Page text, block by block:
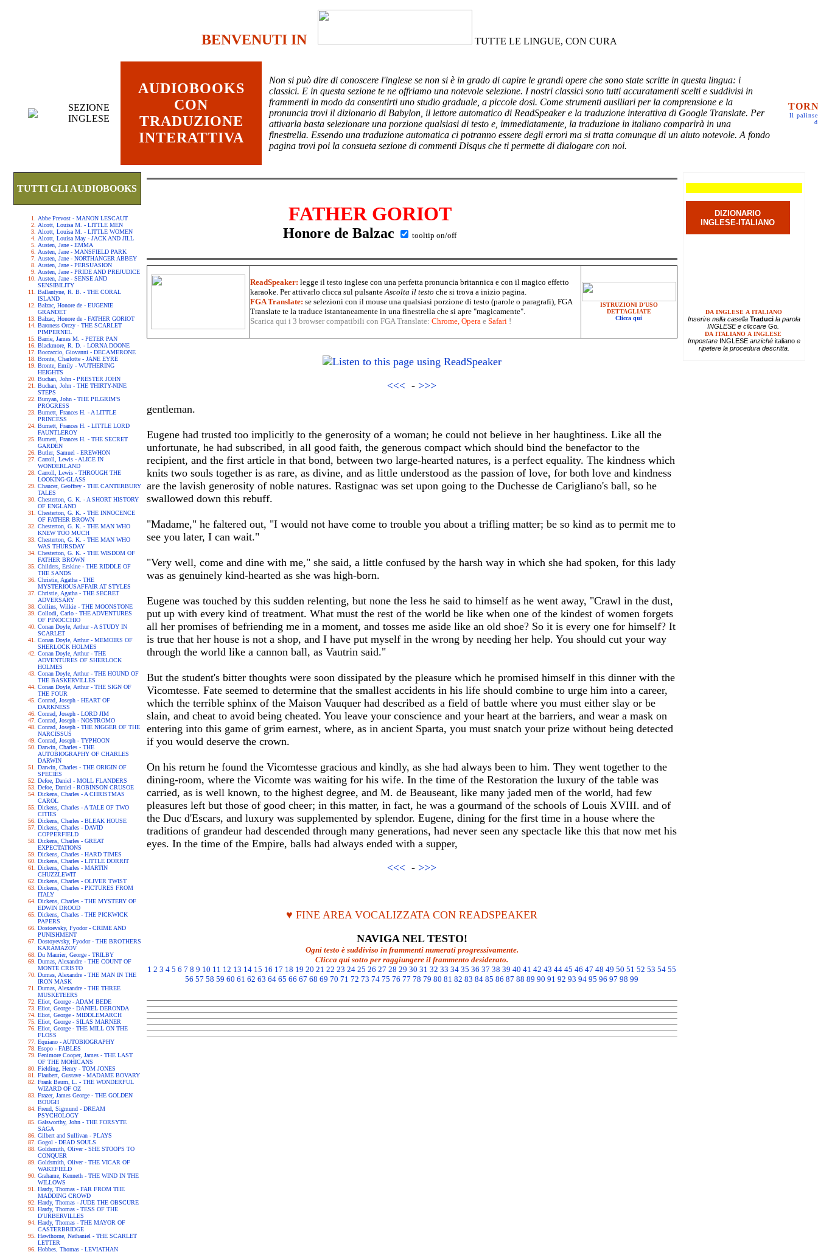
BENVENUTI IN TUTTE LE LINGUE, CON CURA
SEZIONE
INGLESE
AUDIOBOOKS
CON
TRADUZIONE
INTERATTIVA
Non si può dire di conoscere l'inglese se non si è in grado di capire le grandi opere che sono state scritte in questa lingua: i
classici. E in questa sezione te ne offriamo una notevole selezione. I nostri classici sono tutti accuratamenti scelti e suddivisi in
frammenti in modo da consentirti uno studio graduale, a piccole dosi. Come strumenti ausiliari per la comprensione e la
pronuncia trovi il dizionario di Babylon, il lettore automatico di ReadSpeaker e la traduzione interattiva di Google Translate. Per
attivarla basta selezionare una porzione qualsiasi di testo e, immediatamente, la traduzione in italiano comparirà in una
finestrella. Essendo una traduzione automatica ci potranno essere degli errori ma si tratta comunque di un aiuto notevole. A fondo
pagina trovi poi la consueta sezione di commenti Disqus che ti permette di dialogare con noi.
Il
TUTTI GLI AUDIOBOOKS
Abbe Prevost - MANON LESCAUT
Alcott, Louisa M. - LITTLE MEN
Alcott, Louisa M. - LITTLE WOMEN
Alcott, Louisa May - JACK AND JILL
Austen, Jane - EMMA
Austen, Jane - MANSFIELD PARK
Austen, Jane - NORTHANGER ABBEY
Austen, Jane - PERSUASION
Austen, Jane - PRIDE AND PREJUDICE
Austen, Jane - SENSE AND
SENSIBILITY
Ballantyne, R. B. - THE CORAL
ISLAND
Balzac, Honore de - EUGENIE
GRANDET
Balzac, Honore de - FATHER GORIOT
Baroness Orczy - THE SCARLET
PIMPERNEL
Barrie, James M. - PETER PAN
Blackmore, R. D. - LORNA DOONE
Boccaccio, Giovanni - DECAMERONE
Bronte, Charlotte - JANE EYRE
Bronte, Emily - WUTHERING
HEIGHTS
Buchan, John - PRESTER JOHN
Buchan, John - THE THIRTY-NINE
STEPS
Bunyan, John - THE PILGRIM'S
PROGRESS
Burnett, Frances H. - A LITTLE
PRINCESS
Burnett, Frances H. - LITTLE LORD
FAUNTLEROY
Burnett, Frances H. - THE SECRET
GARDEN
Butler, Samuel - EREWHON
Carroll, Lewis - ALICE IN
WONDERLAND
Carroll, Lewis - THROUGH THE
LOOKING-GLASS
Chaucer, Geoffrey - THE CANTERBURY
TALES
Chesterton, G. K. - A SHORT HISTORY
OF ENGLAND
Chesterton, G. K. - THE INNOCENCE
OF FATHER BROWN
Chesterton, G. K. - THE MAN WHO
KNEW TOO MUCH
Chesterton, G. K. - THE MAN WHO
WAS THURSDAY
Chesterton, G. K. - THE WISDOM OF
FATHER BROWN
Childers, Erskine - THE RIDDLE OF
THE SANDS
Christie, Agatha - THE
MYSTERIOUSAFFAIR AT STYLES
Christie, Agatha - THE SECRET
ADVERSARY
Collins, Wilkie - THE MOONSTONE
Collodi, Carlo - THE ADVENTURES
OF PINOCCHIO
Conan Doyle, Arthur - A STUDY IN
SCARLET
Conan Doyle, Arthur - MEMOIRS OF
SHERLOCK HOLMES
Conan Doyle, Arthur - THE
ADVENTURES OF SHERLOCK
HOLMES
Conan Doyle, Arthur - THE HOUND OF
THE BASKERVILLES
Conan Doyle, Arthur - THE SIGN OF
THE FOUR
Conrad, Joseph - HEART OF
DARKNESS
Conrad, Joseph - LORD JIM
Conrad, Joseph - NOSTROMO
Conrad, Joseph - THE NIGGER OF THE
NARCISSUS
Conrad, Joseph - TYPHOON
Darwin, Charles - THE
AUTOBIOGRAPHY OF CHARLES
DARWIN
Darwin, Charles - THE ORIGIN OF
SPECIES
Defoe, Daniel - MOLL FLANDERS
Defoe, Daniel - ROBINSON CRUSOE
Dickens, Charles - A CHRISTMAS
CAROL
Dickens, Charles - A TALE OF TWO
CITIES
Dickens, Charles - BLEAK HOUSE
Dickens, Charles - DAVID
COPPERFIELD
Dickens, Charles - GREAT
EXPECTATIONS
Dickens, Charles - HARD TIMES
Dickens, Charles - LITTLE DORRIT
Dickens, Charles - MARTIN
CHUZZLEWIT
Dickens, Charles - OLIVER TWIST
Dickens, Charles - PICTURES FROM
ITALY
Dickens, Charles - THE MYSTERY OF
EDWIN DROOD
Dickens, Charles - THE PICKWICK
PAPERS
Dostoevsky, Fyodor - CRIME AND
PUNISHMENT
Dostoyevsky, Fyodor - THE BROTHERS
KARAMAZOV
Du Maurier, George - TRILBY
Dumas, Alexandre - THE COUNT OF
MONTE CRISTO
Dumas, Alexandre - THE MAN IN THE
IRON MASK
Dumas, Alexandre - THE THREE
MUSKETEERS
Eliot, George - ADAM BEDE
Eliot, George - DANIEL DERONDA
Eliot, George - MIDDLEMARCH
Eliot, George - SILAS MARNER
Eliot, George - THE MILL ON THE
FLOSS
Equiano - AUTOBIOGRAPHY
Esopo - FABLES
Fenimore Cooper, James - THE LAST
OF THE MOHICANS
Fielding, Henry - TOM JONES
Flaubert, Gustave - MADAME BOVARY
Frank Baum, L. - THE WONDERFUL
WIZARD OF OZ
Frazer, James George - THE GOLDEN
BOUGH
Freud, Sigmund - DREAM
PSYCHOLOGY
Galsworthy, John - THE FORSYTE
SAGA
Gilbert and Sullivan - PLAYS
Gogol - DEAD SOULS
Goldsmith, Oliver - SHE STOOPS TO
CONQUER
Goldsmith, Oliver - THE VICAR OF
WAKEFIELD
Grahame, Kenneth - THE WIND IN THE
WILLOWS
Hardy, Thomas - FAR FROM THE
MADDING CROWD
Hardy, Thomas - JUDE THE OBSCURE
Hardy, Thomas - TESS OF THE
D'URBERVILLES
Hardy, Thomas - THE MAYOR OF
CASTERBRIDGE
Hawthorne, Nathaniel - THE SCARLET
LETTER
Hobbes, Thomas - LEVIATHAN
FATHER GORIOT
Honore de Balzac tooltip on/off
ReadSpeaker: legge il testo inglese con una perfetta pronuncia britannica e con il magico effetto
karaoke. Per attivarlo clicca sul pulsanteAscolta il testo che si trova a inizio pagina.
FGA Translate: se selezioni con il mouse una qualsiasi porzione di testo (parole o paragrafi), FGA
Translate te la traduce istantaneamente in una finestrella che si apre "magicamente".
Scarica qui i 3 browser compatibili con FGA Translate: Chrome, Operae Safari !
ISTRUZIONI D'USO
DETTAGLIATE
Clicca qui
<<< - >>>
gentleman.
Eugene had trusted too implicitly to the generosity of a woman; he could not believe in her haughtiness. Like all the
unfortunate, he had subscribed, in all good faith, the generous compact which should bind the benefactor to the
recipient, and the first article in that bond, between two large-hearted natures, is a perfect equality. The kindness which
knits two souls together is as rare, as divine, and as little understood as the passion of love, for both love and kindness
are the lavish generosity of noble natures. Rastignac was set upon going to the Duchesse de Carigliano's ball, so he
swallowed down this rebuff.
"Madame," he faltered out, "I would not have come to trouble you about a trifling matter; be so kind as to permit me to
see you later, I can wait."
"Very well, come and dine with me," she said, a little confused by the harsh way in which she had spoken, for this lady
was as genuinely kind-hearted as she was high-born.
Eugene was touched by this sudden relenting, but none the less he said to himself as he went away, "Crawl in the dust,
put up with every kind of treatment. What must the rest of the world be like when one of the kindest of women forgets
all her promises of befriending me in a moment, and tosses me aside like an old shoe? So it is every one for himself? It
is true that her house is not a shop, and I have put myself in the wrong by needing her help. You should cut your way
through the world like a cannon ball, as Vautrin said."
But the student's bitter thoughts were soon dissipated by the pleasure which he promised himself in this dinner with the
Vicomtesse. Fate seemed to determine that the smallest accidents in his life should combine to urge him into a career,
which the terrible sphinx of the Maison Vauquer had described as a field of battle where you must either slay or be
slain, and cheat to avoid being cheated. You leave your conscience and your heart at the barriers, and wear a mask on
entering into this game of grim earnest, where, as in ancient Sparta, you must snatch your prize without being detected
if you would deserve the crown.
On his return he found the Vicomtesse gracious and kindly, as she had always been to him. They went together to the
dining-room, where the Vicomte was waiting for his wife. In the time of the Restoration the luxury of the table was
carried, as is well known, to the highest degree, and M. de Beauseant, like many jaded men of the world, had few
pleasures left but those of good cheer; in this matter, in fact, he was a gourmand of the schools of Louis XVIII. and of
the Duc d'Escars, and luxury was supplemented by splendor. Eugene, dining for the first time in a house where the
traditions of grandeur had descended through many generations, had never seen any spectacle like this that now met his
eyes. In the time of the Empire, balls had always ended with a supper,
<<< - >>>
♥ FINE AREA VOCALIZZATA CON READSPEAKER
NAVIGA NEL TESTO!
Ogni testo è suddiviso in frammenti numerati progressivamente.
Clicca qui sotto per raggiungere il frammento desiderato.
1 2 3 4 5 6 7 8 9 10 11 12 13 14 15 16 17 18 19 20 21 22 23 24 25 26 27 28 29 30 31 32 33 34 35 36 37 38 39 40 41 42 43 44 45 46 47 48 49 50 51 52 53 54 55
56 57 58 59 60 61 62 63 64 65 66 67 68 69 70 71 72 73 74 75 76 77 78 79 80 81 82 83 84 85 86 87 88 89 90 91 92 93 94 95 96 97 98 99
DIZIONARIO
INGLESE-ITALIANO
DA INGLESE A ITALIANO
Inserire nella casella Traducila parola
INGLESE e cliccare Go.
DA ITALIANO A INGLESE
Impostare INGLESEanziché italianoe
ripetere la procedura descritta.